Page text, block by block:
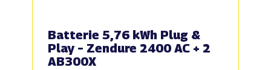
Batterie 5,76 kWh Plug &
Play – Zendure 2400 AC + 2
AB300X